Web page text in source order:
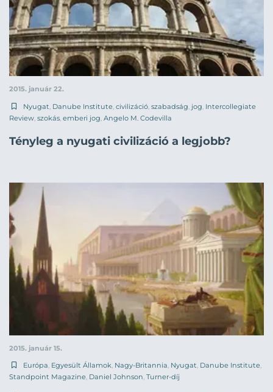
2015. január 22.
Nyugat Danube Institute civilizáció szabadság jog Intercollegiate
Review szokás emberi jog Angelo M. Codevilla
Tényleg a nyugati civilizáció a legjobb?
2015. január 15.
Európa Egyesült Államok Nagy-Britannia Nyugat Danube Institute
Standpoint Magazine Daniel Johnson Turner-díj